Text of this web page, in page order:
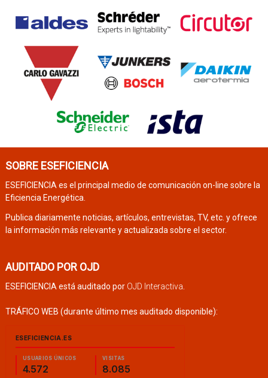
SOBRE ESEFICIENCIA
ESEFICIENCIA es el principal medio de comunicación on-line sobre la
Eficiencia Energética.
Publica diariamente noticias, artículos, entrevistas, TV, etc. y ofrece
la información más relevante y actualizada sobre el sector.
AUDITADO POR OJD
ESEFICIENCIA está auditado por OJD Interactiva
TRÁFICO WEB (durante último mes auditado disponible):